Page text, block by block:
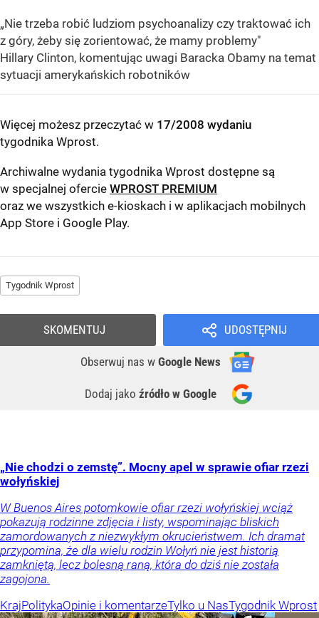
„Nie trzeba robić ludziom psychoanalizy czy traktować ich
z góry, żeby się zorientować, że mamy problemy"
Hillary Clinton, komentując uwagi Baracka Obamy na temat
sytuacji amerykańskich robotników
Więcej możesz przeczytać w 17/2008 wydaniu
tygodnika Wprost.
Archiwalne wydania tygodnika Wprost dostępne są
w specjalnej ofercie WPROST PREMIUM
oraz we wszystkich e-kioskach i w aplikacjach mobilnych
App Store i Google Play.
Tygodnik Wprost
UDOSTĘPNIJ
Obserwuj nas w Google News
Dodaj jako źródło w Google
SKOMENTUJ
„Nie chodzi o zemstę”. Mocny apel w sprawie ofiar rzezi
wołyńskiej
W Buenos Aires potomkowie ofiar rzezi wołyńskiej wciąż
pokazują rodzinne zdjęcia i listy, wspominając bliskich
zamordowanych z niezwykłym okrucieństwem. Ich dramat
przypomina, że dla wielu rodzin Wołyń nie jest historią
zamkniętą, lecz bolesną raną, która do dziś nie została
zagojona.
KrajPolitykaOpinie i komentarzeTylko u NasTygodnik Wprost